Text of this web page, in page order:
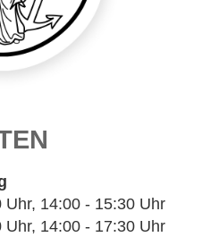
14:00 - 15:30 Uhr
14:00 - 17:30 Uhr